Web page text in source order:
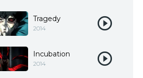
Tragedy
2014
Incubation
2014